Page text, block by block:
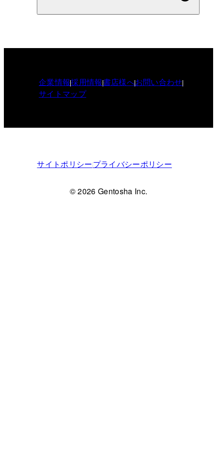
企業情報採用情報書店様へお問い合わせ
サイトマップ
サイトポリシープライバシーポリシー
© 2026 Gentosha Inc.